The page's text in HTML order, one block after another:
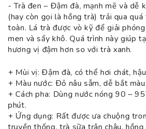
- Trà đen – Đậm đà, mạnh mẽ và dễ
(hay còn gọi là hồng trà) trải qua
toàn. Lá trà được vò kỹ để giải
men và sấy khô. Quá trình này giúp
hương vị đậm hơn so với trà xanh.
+ Mùi vị: Đậm đà, có thể hơi chát,
+ Màu nước: Đỏ nâu sẫm, dễ bắt màu.
+ Cách pha: Dùng nước nóng 90 –
phút.
+ Ứng dụng: Rất được ưa chuộng